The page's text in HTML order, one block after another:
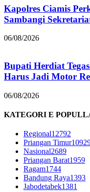
Kapolres Ciamis
Sambangi
06/08/2026
Bupati Herdiat
Harus Jadi Motor
06/08/2026
KATEGORI E
Regional12792
Priangan Timur
Nasional2689
Priangan Barat1959
Ragam1744
Bandung Raya1393
Jabodetabek1381